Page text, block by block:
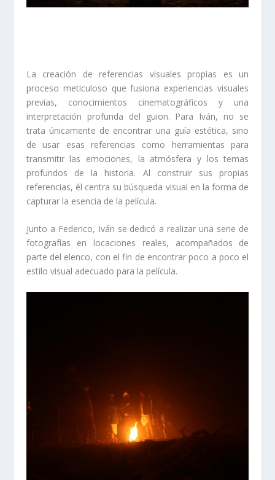
La creación de referencias visuales propias es un
proceso meticuloso que fusiona experiencias visuales
previas, conocimientos cinematográficos y una
interpretación profunda del guion. Para Iván, no se
trata únicamente de encontrar una guía estética, sino
de usar esas referencias como herramientas para
transmitir las emociones, la atmósfera y los temas
profundos de la historia. Al construir sus propias
referencias, él centra su búsqueda visual en la forma de
capturar la esencia de la película.
Junto a Federico, Iván se dedicó a realizar una serie de
fotografías en locaciones reales, acompañados de
parte del elenco, con el fin de encontrar poco a poco el
estilo visual adecuado para la película.